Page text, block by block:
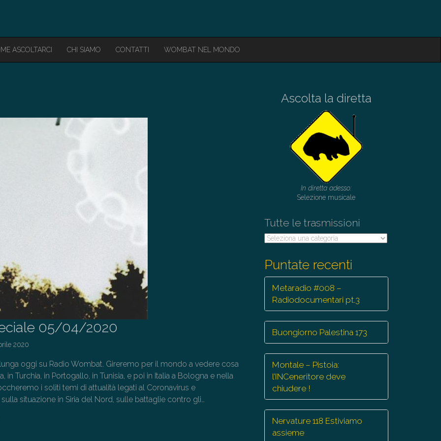
ASCOLTARCI CHI SIAMO CONTATTI WOMBAT NEL MONDO
05/04/2020
2020
oggi su Radio Wombat. Gireremo per il mondo a vedere cosa
in Turchia, in Portogallo, in Tunisia, e poi in Italia a Bologna e nella
i soliti temi di attualità legati al Coronavirus e
situazione in Siria del Nord, sulle battaglie contro gli…
Ascolta la diretta
In diretta adesso:
Selezione musicale
Tutte le trasmissioni
Tutte
Puntate recenti
Metaradio #008 –
Radiodocumentari pt.3
Buongiorno Palestina 173
Montale – Pistoia:
l’INCeneritore deve
chiudere !
Nervature 118 Estiviamo
assieme